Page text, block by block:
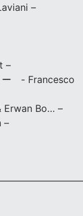
–
–
ー - Francesco
Erwan Bo… –
–